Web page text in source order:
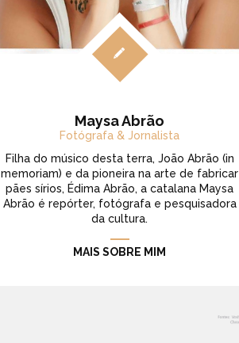
Maysa Abrão
Fotógrafa & Jornalista
Filha do músico desta terra, João Abrão (in
memoriam) e da pioneira na arte de fabricar
pães sírios, Édima Abrão, a catalana Maysa
Abrão é repórter, fotógrafa e pesquisadora
da cultura.
MAIS SOBRE MIM